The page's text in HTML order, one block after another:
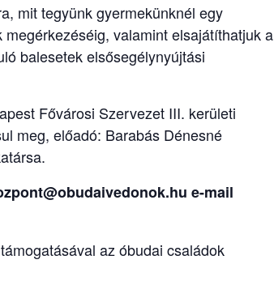
mit tegyünk gyermekünknél egy
valamint elsajátíthatjuk a
balesetek elsősegélynyújtási
Fővárosi Szervezet III. kerületi
meg, előadó: Barabás Dénesné
e-mail
az óbudai családok